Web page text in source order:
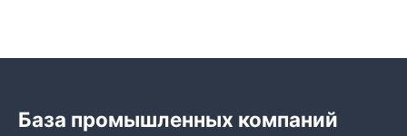
База промышленных компаний